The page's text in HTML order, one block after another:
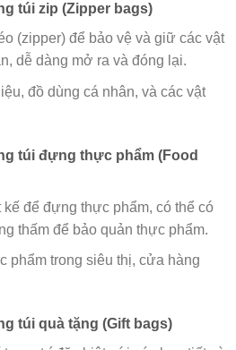
túi zip (Zipper bags)
(zipper) để bảo vệ và giữ các vật
dễ dàng mở ra và đóng lại.
đồ dùng cá nhân, và các vật
túi đựng thực phẩm (Food
để đựng thực phẩm, có thể có
thấm để bảo quản thực phẩm.
phẩm trong siêu thị, cửa hàng
túi quà tặng (Gift bags)